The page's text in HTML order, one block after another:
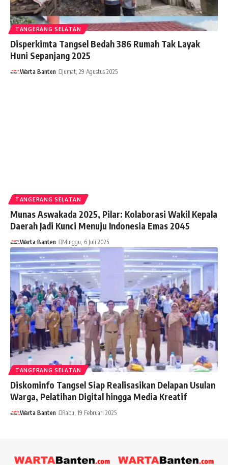
TANGERANG SELATAN
Disperkimta Tangsel Bedah 386 Rumah Tak Layak
Huni Sepanjang 2025
Warta Banten Jumat, 29 Agustus 2025
TANGERANG SELATAN
Munas Aswakada 2025, Pilar: Kolaborasi Wakil Kepala
Daerah Jadi Kunci Menuju Indonesia Emas 2045
Warta Banten Minggu, 6 Juli 2025
TANGERANG SELATAN
Diskominfo Tangsel Siap Realisasikan Delapan Usulan
Warga, Pelatihan Digital hingga Media Kreatif
Warta Banten Rabu, 19 Februari 2025